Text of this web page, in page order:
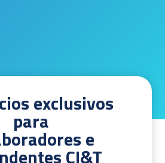
exclusivos
para
e
CI&T